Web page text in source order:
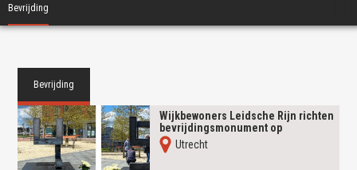
Bevrijding
Bevrijding
Wijkbewoners Leidsche Rijn richten
bevrijdingsmonument op
Utrecht